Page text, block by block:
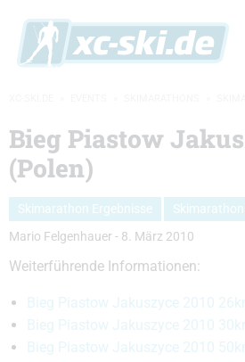
Bieg Piastow
(Polen)
Skimarathon Ergebnisse
Mario Felgenhauer - 8. März 2010
Weiterführende Informationen:
Bieg Piastow Jakuszyce 2010
Bieg Piastow Jakuszyce 2010
Bieg Piastow Jakuszyce 2010